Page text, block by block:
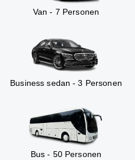
Van - 7 Personen
Business sedan - 3 Personen
Bus - 50 Personen